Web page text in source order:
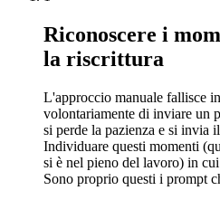
Riconoscere i
la riscrittura
L'approccio manuale fallisce
volontariamente di inviare un
si perde la pazienza e si invia
Individuare questi momenti
si è nel pieno del lavoro) in
Sono proprio questi i prompt